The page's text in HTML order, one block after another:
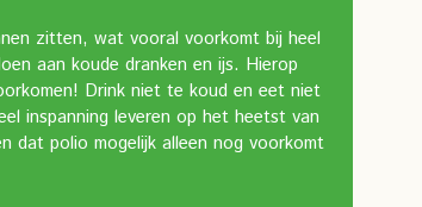
zitten, wat vooral voorkomt bij heel
aan koude dranken en ijs. Hierop
Drink niet te koud en eet niet
inspanning leveren op het heetst van
dat polio mogelijk alleen nog voorkomt